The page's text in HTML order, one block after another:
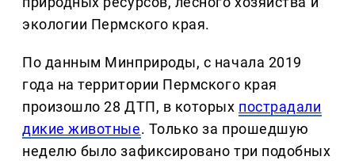
экологии Пермского края.
По данным Минприроды, с начала 2019
года на территории Пермского края
произошло 28 ДТП, в которых пострадали
дикие животные. Только за прошедшую
неделю было зафиксировано три подобных